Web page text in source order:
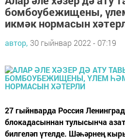
бомбоубежищены,
икмәк нормасын
автор, 30 гыйнвар 2022 - 07:19
27 гыйнварда Россия
блокадасыннан тулысынча
билгеләп үтелде. Шәһәрнең